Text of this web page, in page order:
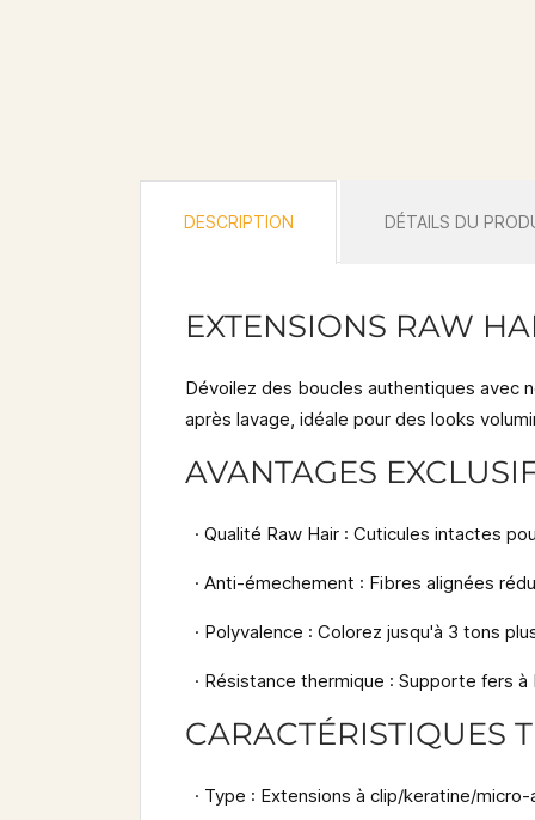
DESCRIPTION DÉTAILS DU
EXTENSIONS RAW
Dévoilez des boucles authentiques avec
après lavage, idéale pour des looks
AVANTAGES
· Qualité Raw Hair : Cuticules intactes
· Anti-émechement : Fibres alignées
· Polyvalence : Colorez jusqu'à 3 tons
· Résistance thermique : Supporte fers à
CARACTÉRISTIQUES
· Type : Extensions à clip/keratine/micro-